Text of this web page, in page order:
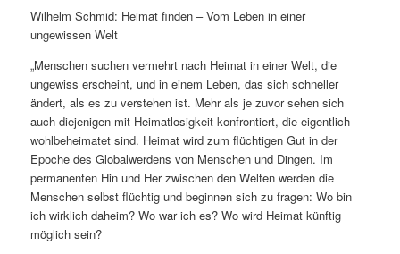
Wilhelm Schmid: Heimat finden – Vom Leben in einer
ungewissen Welt
„Menschen suchen vermehrt nach Heimat in einer Welt, die
ungewiss erscheint, und in einem Leben, das sich schneller
ändert, als es zu verstehen ist. Mehr als je zuvor sehen sich
auch diejenigen mit Heimatlosigkeit konfrontiert, die eigentlich
wohlbeheimatet sind. Heimat wird zum flüchtigen Gut in der
Epoche des Globalwerdens von Menschen und Dingen. Im
permanenten Hin und Her zwischen den Welten werden die
Menschen selbst flüchtig und beginnen sich zu fragen: Wo bin
ich wirklich daheim? Wo war ich es? Wo wird Heimat künftig
möglich sein?